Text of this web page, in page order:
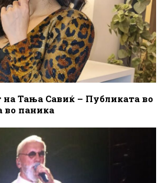
Тања Савиќ – Публиката во
во паника